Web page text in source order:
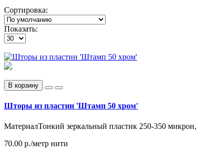
Сортировка:
Показать:
В корзину
Шторы из пластин 'Штамп 50 хром'
МатериалТонкий зеркальный пластик 250-350
70.00 р./метр нити